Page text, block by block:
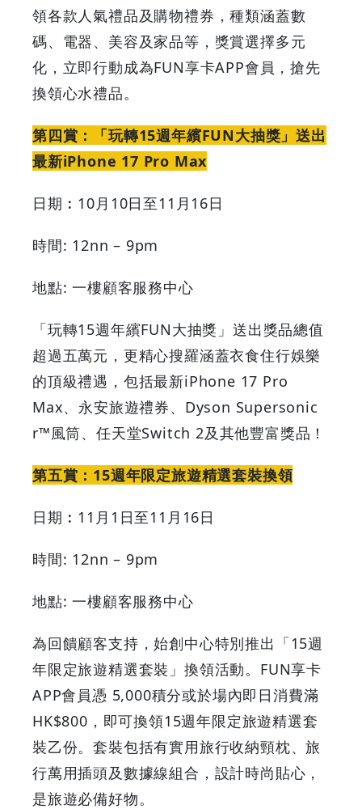
領各款人氣禮品及購物禮券，種類涵蓋數
碼、電器、美容及家品等，獎賞選擇多元
化，立即行動成為FUN享卡APP會員，搶先
換領心水禮品。
第四賞：「玩轉15週年繽FUN大抽獎」送出
最新iPhone 17 Pro Max
日期︰10月10日至11月16日
時間: 12nn – 9pm
地點: 一樓顧客服務中心
「玩轉15週年繽FUN大抽獎」送出獎品總值
超過五萬元，更精心搜羅涵蓋衣食住行娛樂
的頂級禮遇，包括最新iPhone 17 Pro
Max、永安旅遊禮券、Dyson Supersonic
r™風筒、任天堂Switch 2及其他豐富獎品！
第五賞：15週年限定旅遊精選套裝換領
日期︰11月1日至11月16日
時間: 12nn – 9pm
地點: 一樓顧客服務中心
為回饋顧客支持，始創中心特別推出「15週
年限定旅遊精選套裝」換領活動。FUN享卡
APP會員憑 5,000積分或於場內即日消費滿
HK$800，即可換領15週年限定旅遊精選套
裝乙份。套裝包括有實用旅行收納頸枕、旅
行萬用插頭及數據線組合，設計時尚貼心，
是旅遊必備好物。